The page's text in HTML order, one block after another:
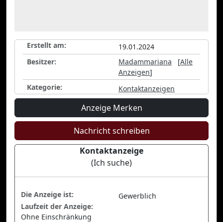
Erstellt am:
19.01.2024
Besitzer:
Madammariana [Alle
Anzeigen]
Kategorie:
Kontaktanzeigen
Anzeige Merken
Nachricht schreiben
Kontaktanzeige
(Ich suche)
Die Anzeige ist:
Gewerblich
Laufzeit der Anzeige:
Ohne Einschränkung